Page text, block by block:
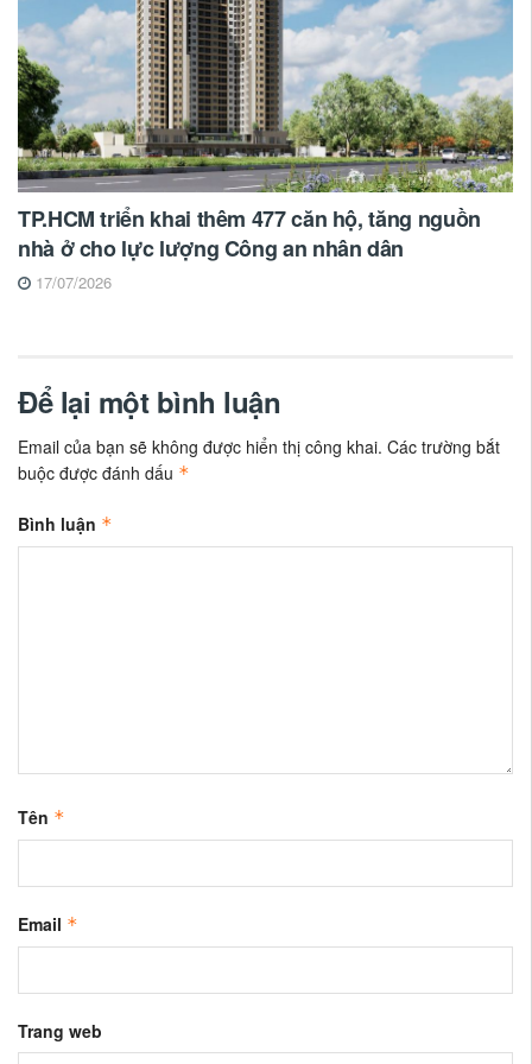
TP.HCM triển khai thêm 477 căn hộ, tăng nguồn
nhà ở cho lực lượng Công an nhân dân
17/07/2026
Để lại một bình luận
Email của bạn sẽ không được hiển thị công khai. Các trường bắt
buộc được đánh dấu *
Bình luận *
Tên *
Email *
Trang web